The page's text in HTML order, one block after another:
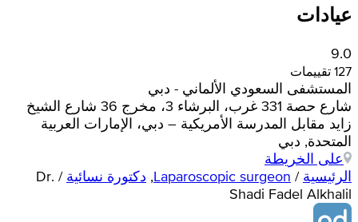
عيادات
9.0
127 تقييمات
المستشفى السعودي الألماني - دبي
شارع حصة 331 غرب، البرشاء 3، مخرج 36 شارع الشيخ
زايد مقابل المدرسة الأمريكية – دبي، الإمارات العربية
المتحدة, دبي
على الخريطة
الرئيسية /
Laparoscopic surgeon
, دكتورة نسائية /
Dr.
Shadi Fadel Alkhalil